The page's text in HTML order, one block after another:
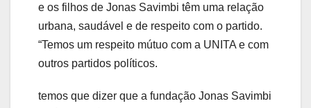
e os filhos de Jonas Savimbi têm uma relação
urbana, saudável e de respeito com o partido.
“Temos um respeito mútuo com a UNITA e com
outros partidos políticos.
temos que dizer que a fundação Jonas Savimbi